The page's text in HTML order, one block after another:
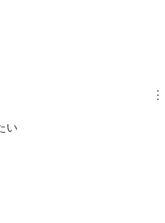
︙
い